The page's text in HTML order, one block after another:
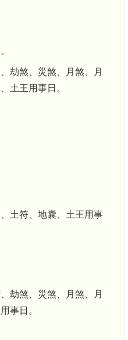
劫煞、災煞、月煞、月
土王用事日。
土符、地囊、土王用事
劫煞、災煞、月煞、月
事日。